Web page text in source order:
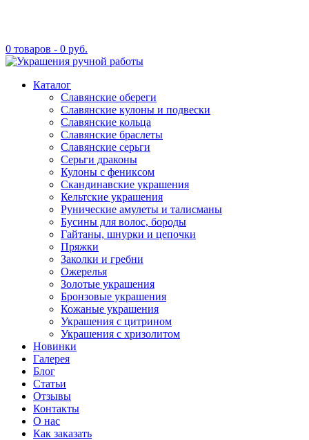
0 товаров - 0 руб.
Каталог
Славянские обереги
Славянские кулоны и подвески
Славянские кольца
Славянские браслеты
Славянские серьги
Серьги драконы
Кулоны с фениксом
Скандинавские украшения
Кельтские украшения
Рунические амулеты и талисманы
Бусины для волос, бороды
Гайтаны, шнурки и цепочки
Пряжки
Заколки и гребни
Ожерелья
Золотые украшения
Бронзовые украшения
Кожаные украшения
Украшения с цитрином
Украшения с хризолитом
Новинки
Галерея
Блог
Статьи
Отзывы
Контакты
О нас
Как заказать